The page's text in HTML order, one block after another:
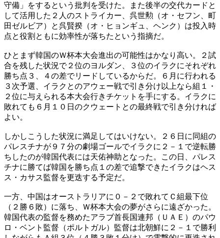
守備」をするという批判を受けた。また後半の交代カードと
して活用した２人のストライカー、呉世勲（オ・セフン、町
田ゼルビア）と呉賢揆（オ・ヒョンギュ、ヘンク）は投入時
点と役割ともに効率性が落ちたという指摘だ。
ひとまず韓国のＷ杯本大会進出の可能性はかなり高い。２試
合を残した状況で２位のヨルダン、３位のイラクにそれぞれ
勝ち点３、４の差でリードしているからだ。６月に行われる
３次予選、イラクとのアウェー戦で引き分け以上なら組１・
２位に与えられる本大会行きチケットを手にする。イラクに
敗れても６月１０日のクウェートとの最終戦で引き分ければ
よい。
しかしこうした状況に満足してはいけない。２６日に同組の
パレスチナが９７分の劇場ゴールでイラクに２－１で逆転勝
ちしたのが韓国代表には天佑神助となった。この日、パレス
チナに勝てば韓国を勝ち点１の差で追撃できたイラクはヘス
ス・カサス監督を更迭する予定だ。
一方、中国はオーストラリアに０－２で敗れてＣ組最下位
（２勝６敗）に落ち、Ｗ杯本大会の夢がさらに遠ざかった。
韓国代表の監督を務めたアラブ首長国連邦（ＵＡＥ）のパウ
ロ・ベント監督（ポルトガル）監督は北朝鮮に２－１で勝利